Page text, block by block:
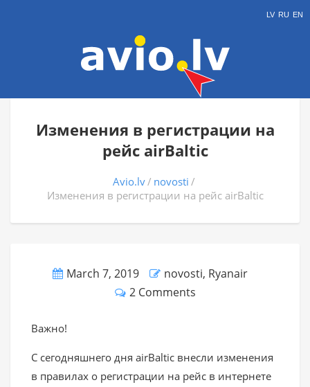
LV RU EN
Изменения в регистрации на
рейс airBaltic
Avio.lv
novosti
Изменения в регистрации на рейс airBaltic
March 7, 2019 novosti, Ryanair
2 Comments
Важно!
С сегодняшнего дня airBaltic внесли изменения
в правилах о регистрации на рейс в интернете